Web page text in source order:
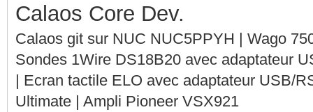
Calaos Core Dev.
Calaos git sur NUC NUC5PPYH | Wago
Sondes 1Wire DS18B20 avec adaptateur
| Ecran tactile ELO avec adaptateur USB/
Ultimate | Ampli Pioneer VSX921